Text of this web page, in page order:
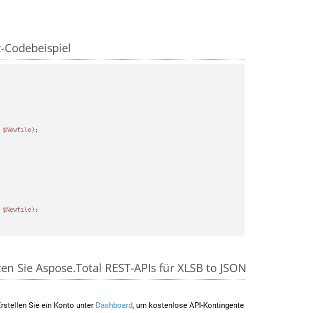
$Newfile);
$Newfile);
Sie Aspose.Total REST-APIs für XLSB to JSON
Sie ein Konto unter Dashboard, um kostenlose API-Kontingente